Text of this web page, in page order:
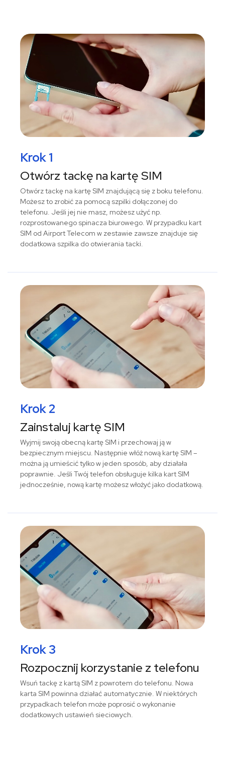
Krok 1
Otwórz tackę na kartę SIM
Otwórz tackę na kartę SIM znajdującą się z boku telefonu.
Możesz to zrobić za pomocą szpilki dołączonej do
telefonu. Jeśli jej nie masz, możesz użyć np.
rozprostowanego spinacza biurowego. W przypadku kart
SIM od Airport Telecom w zestawie zawsze znajduje się
dodatkowa szpilka do otwierania tacki.
Krok 2
Zainstaluj kartę SIM
Wyjmij swoją obecną kartę SIM i przechowaj ją w
bezpiecznym miejscu. Następnie włóż nową kartę SIM –
można ją umieścić tylko w jeden sposób, aby działała
poprawnie. Jeśli Twój telefon obsługuje kilka kart SIM
jednocześnie, nową kartę możesz włożyć jako dodatkową.
Krok 3
Rozpocznij korzystanie z telefonu
Wsuń tackę z kartą SIM z powrotem do telefonu. Nowa
karta SIM powinna działać automatycznie. W niektórych
przypadkach telefon może poprosić o wykonanie
dodatkowych ustawień sieciowych.